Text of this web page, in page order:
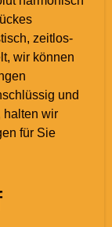
zeitlos-
wir können
und
halten wir
für Sie